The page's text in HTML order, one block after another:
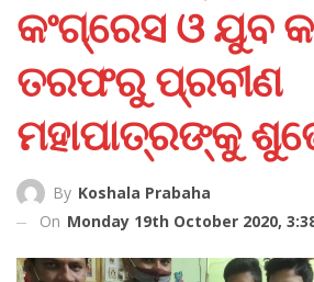
କଂଗ୍ରେସ ଓ ଯୁବ
ତରଫରୁ ପ୍ରବୀଣ
ମହାପାତ୍ରଙ୍କୁ
By Koshala Prabaha
On Monday 19th October 2020,